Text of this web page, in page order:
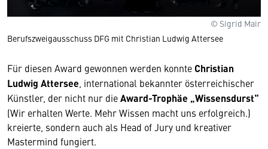
© Sigrid Mair
Berufszweigausschuss DFG mit Christian Ludwig Attersee
Für diesen Award gewonnen werden konnte Christian
Ludwig Attersee, international bekannter österreichischer
Künstler, der nicht nur dieAward-Trophäe „Wissensdurst“
(Wir erhalten Werte. Mehr Wissen macht uns erfolgreich.)
kreierte, sondern auch als Head of Jury und kreativer
Mastermind fungiert.